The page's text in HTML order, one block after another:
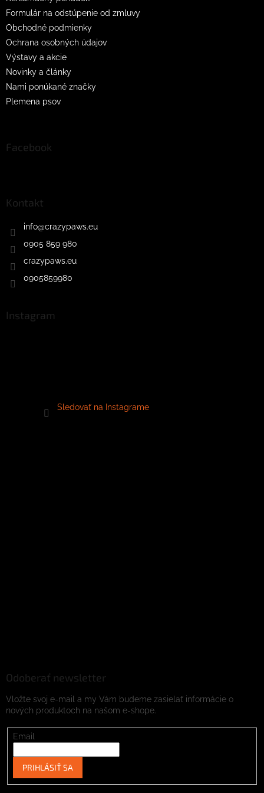
Formulár na odstúpenie od zmluvy
Obchodné podmienky
Ochrana osobných údajov
Výstavy a akcie
Novinky a články
Nami ponúkané značky
Plemena psov
Facebook
Kontakt
info@crazypaws.eu
0905 859 980
crazypaws.eu
0905859980
Instagram
Sledovať na Instagrame
Odoberať newsletter
Vložte svoj e-mail a my Vám budeme zasielať informácie o
nových produktoch na našom e-shope.
Email
PRIHLÁSIŤ SA